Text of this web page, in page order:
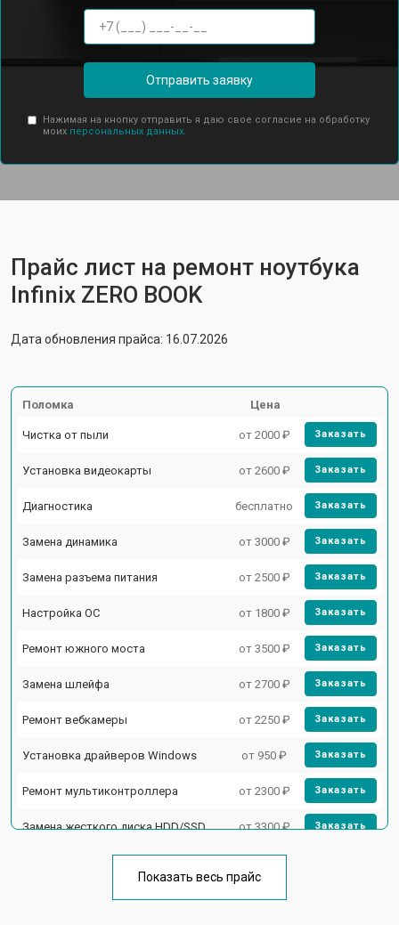
Отправить заявку
Нажимая на кнопку отправить я даю свое согласие на обработку
моих персональных данных.
Прайс лист на ремонт ноутбука
Infinix ZERO BOOK
Дата обновления прайса: 16.07.2026
Поломка Цена
Чистка от пыли от 2000 ₽ Заказать
Установка видеокарты от 2600 ₽ Заказать
Диагностика бесплатно Заказать
Замена динамика от 3000 ₽ Заказать
Замена разъема питания от 2500 ₽ Заказать
Настройка ОС от 1800 ₽ Заказать
Ремонт южного моста от 3500 ₽ Заказать
Замена шлейфа от 2700 ₽ Заказать
Ремонт вебкамеры от 2250 ₽ Заказать
Установка драйверов Windows от 950 ₽ Заказать
Ремонт мультиконтроллера от 2300 ₽ Заказать
Замена жесткого диска HDD/SSD от 3300 ₽ Заказать
от 1500 ₽
Показать весь прайс